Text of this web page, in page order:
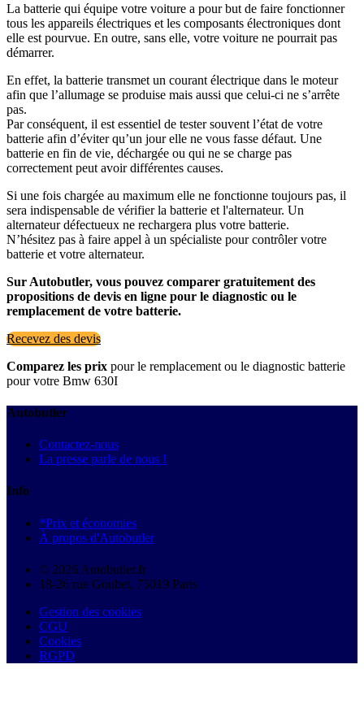
La batterie qui équipe votre voiture a pour but de faire fonctionner
tous les appareils électriques et les composants électroniques dont
elle est pourvue. En outre, sans elle, votre voiture ne pourrait pas
démarrer.
En effet, la batterie transmet un courant électrique dans le moteur
afin que l’allumage se produise mais aussi que celui-ci ne s’arrête
pas.
Par conséquent, il est essentiel de tester souvent l’état de votre
batterie afin d’éviter qu’un jour elle ne vous fasse défaut. Une
batterie en fin de vie, déchargée ou qui ne se charge pas
correctement peut avoir différentes causes.
Si une fois chargée au maximum elle ne fonctionne toujours pas, il
sera indispensable de vérifier la batterie et l'alternateur. Un
alternateur défectueux ne rechargera plus votre batterie.
N’hésitez pas à faire appel à un spécialiste pour contrôler votre
batterie et votre alternateur.
Sur Autobutler, vous pouvez comparer gratuitement des
propositions de devis en ligne pour le diagnostic ou le
remplacement de votre batterie.
Recevez des devis
Comparez les prix pour le remplacement ou le diagnostic batterie
pour votre Bmw 630I
Autobutler
Contactez-nous
La presse parle de nous !
Info
*Prix et économies
À propos d'Autobutler
© 2026 Autobutler.fr
18-26 rue Goubet, 75019 Paris
Gestion des cookies
CGU
Cookies
RGPD